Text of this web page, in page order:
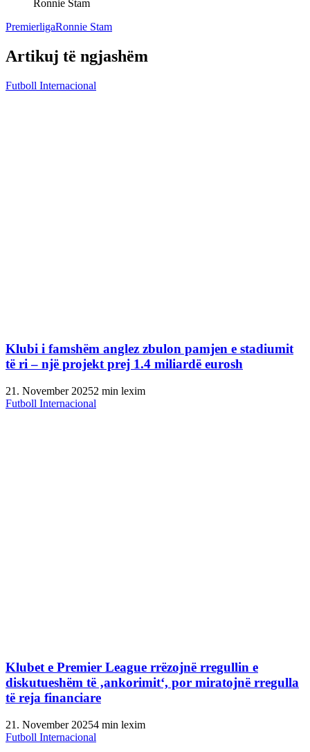
Ronnie Stam
PremierligaRonnie Stam
Artikuj të ngjashëm
Futboll Internacional
Klubi i famshëm anglez zbulon pamjen e stadiumit
të ri – një projekt prej 1.4 miliardë eurosh
21. November 20252 min lexim
Futboll Internacional
Klubet e Premier League rrëzojnë rregullin e
diskutueshëm të ‚ankorimit‘, por miratojnë rregulla
të reja financiare
21. November 20254 min lexim
Futboll Internacional